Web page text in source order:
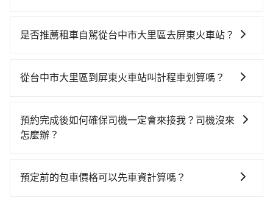
貴、費時！從最早06:25一直到23:07，台中-左營一天最
300元、車程約22分鐘。抵達高鐵站後，步行進站、現
票價790元，再用10分鐘出站、等待車站前排班的計程
車，搭上小黃後約花52分鐘、車費600元後，抵達屏東
為1,020元。不過，台中市少部分小黃司機不按表收費，
是否推薦租車自駕從台中市大里區去屏東火車站？
時不需要閉目養神（因為要自己開車），最重要的是你
$115~205承租小轎車，每公里再額外加收$3.2，從台中
市大里區到屏東火車站的花費預估為$2,600~3,200（金
用預估進去，但額外的汽車保險與可能的罰單都需自
從台中市大里區到屏東火車站叫計程車划算嗎？
灣大車隊、Uber、Line Taxi、Yoxi等，如果在路邊攔不
到車，也可考慮打電話至台中市大里區附近的計程車
預約tripool可省高達$2,700。但如果要考慮到回程，屏
預約完成後如何確保司機一定會來接我？司機沒來
怎麼辦？
派車。在出發前一天晚上八點時，會透過電子郵件與簡
預定前的包車價格可以先車資計算嗎？